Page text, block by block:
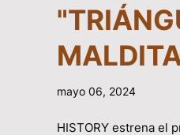
mayo 06, 2024
HISTORY estrena el